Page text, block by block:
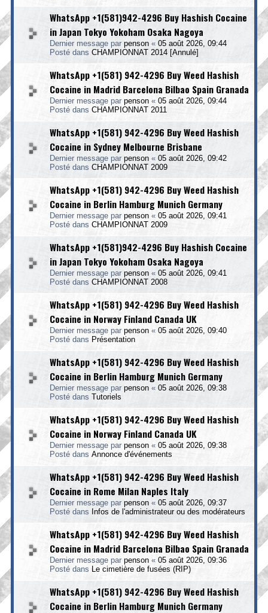
WhatsApp +1(581)942-4296 Buy Hashish Cocaine
in Japan Tokyo Yokoham Osaka Nagoya
Dernier message par penson « 05 août 2026, 09:44
Posté dans CHAMPIONNAT 2014 [Annulé]
WhatsApp +1(581) 942-4296 Buy Weed Hashish
Cocaine in Madrid Barcelona Bilbao Spain Granada
Dernier message par penson « 05 août 2026, 09:44
Posté dans CHAMPIONNAT 2011
WhatsApp +1(581) 942-4296 Buy Weed Hashish
Cocaine in Sydney Melbourne Brisbane
Dernier message par penson « 05 août 2026, 09:42
Posté dans CHAMPIONNAT 2009
WhatsApp +1(581) 942-4296 Buy Weed Hashish
Cocaine in Berlin Hamburg Munich Germany
Dernier message par penson « 05 août 2026, 09:41
Posté dans CHAMPIONNAT 2009
WhatsApp +1(581)942-4296 Buy Hashish Cocaine
in Japan Tokyo Yokoham Osaka Nagoya
Dernier message par penson « 05 août 2026, 09:41
Posté dans CHAMPIONNAT 2008
WhatsApp +1(581) 942-4296 Buy Weed Hashish
Cocaine in Norway Finland Canada UK
Dernier message par penson « 05 août 2026, 09:40
Posté dans Présentation
WhatsApp +1(581) 942-4296 Buy Weed Hashish
Cocaine in Berlin Hamburg Munich Germany
Dernier message par penson « 05 août 2026, 09:38
Posté dans Tutoriels
WhatsApp +1(581) 942-4296 Buy Weed Hashish
Cocaine in Norway Finland Canada UK
Dernier message par penson « 05 août 2026, 09:38
Posté dans Annonce d'événements
WhatsApp +1(581) 942-4296 Buy Weed Hashish
Cocaine in Rome Milan Naples Italy
Dernier message par penson « 05 août 2026, 09:37
Posté dans Infos de l'administrateur ou des modérateurs
WhatsApp +1(581) 942-4296 Buy Weed Hashish
Cocaine in Madrid Barcelona Bilbao Spain Granada
Dernier message par penson « 05 août 2026, 09:36
Posté dans
Le cimetière de fusées (RIP)
WhatsApp +1(581) 942-4296 Buy Weed Hashish
Cocaine in Berlin Hamburg Munich Germany